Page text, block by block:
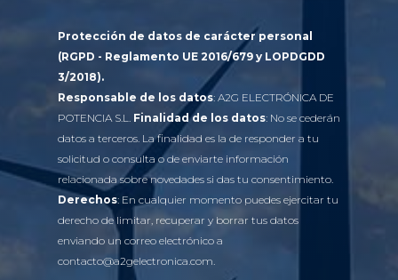
Protección de datos de carácter personal
(RGPD - Reglamento UE 2016/679 y LOPDGDD
3/2018).
Responsable de los datos: A2G ELECTRÓNICA DE
POTENCIA S.L. Finalidad de los datos: No se cederán
datos a terceros. La finalidad es la de responder a tu
solicitud o consulta o de enviarte información
relacionada sobre novedades si das tu consentimiento.
Derechos: En cualquier momento puedes ejercitar tu
derecho de limitar, recuperar y borrar tus datos
enviando un correo electrónico a
contacto@a2gelectronica.com.